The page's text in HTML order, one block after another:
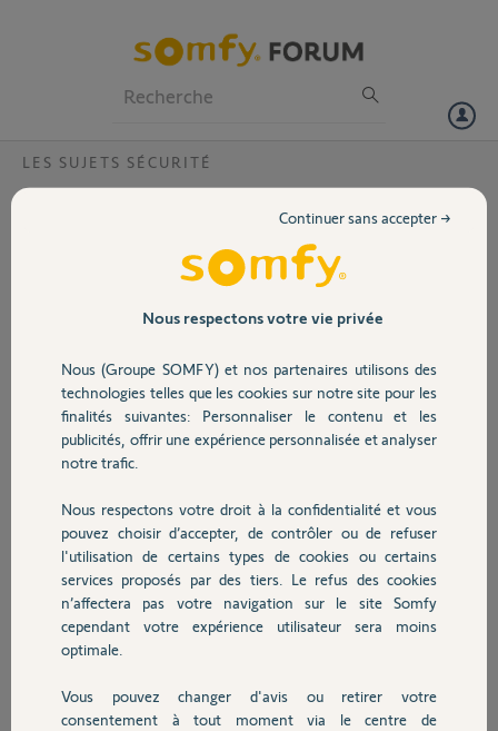
Volet
Sécurité
Domotique
Chauffage
Autres produits
Devis avec un pro
LES SUJETS SÉCURITÉ
Problème installation camera intérieur
Après plusieurs alarme déclenchée sans motif de ma caméra intérieur
j'ai décidé de supprimer son installation. Impossible de l'installer de
nouveau elle passe du bleu au blanc clignotant et le volet reste ouvert
Merci,
regis K.
il y a presque 3 ans
Participer au fil de discussion
Réponses
Bonjour Régis,
Débrancher la caméra.
Nous respectons votre vie privée
Nous (Groupe SOMFY) et nos partenaires utilisons des
technologies telles que les cookies sur notre site pour les
finalités suivantes: Personnaliser le contenu et les
publicités, offrir une expérience personnalisée et analyser
notre trafic.
Nous respectons votre droit à la confidentialité et vous
pouvez choisir d’accepter, de contrôler ou de refuser
l'utilisation de certains types de cookies ou certains
services proposés par des tiers. Le refus des cookies
n’affectera pas votre navigation sur le site Somfy
cependant votre expérience utilisateur sera moins
optimale.
Vous pouvez changer d'avis ou retirer votre
consentement à tout moment via le centre de
Continuer sans accepter →